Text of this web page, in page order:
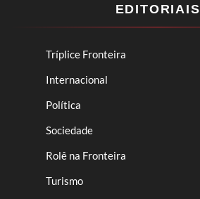
EDITORIAIS
Tríplice Fronteira
Internacional
Política
Sociedade
Rolê na Fronteira
Turismo